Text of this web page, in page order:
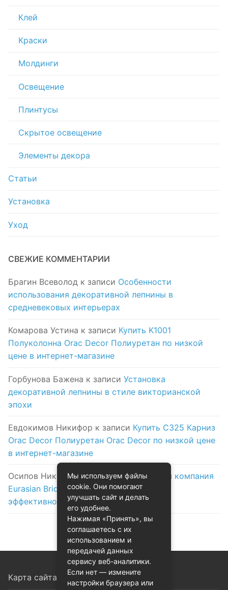
Клей
Краски
Молдинги
Освещение
Плинтусы
Скрытое освещение
Элементы декора
Статьи
Установка
Уход
СВЕЖИЕ КОММЕНТАРИИ
Брагин Всеволод к записи Особенности
использования декоративной лепнины в
средневековых интерьерах
Комарова Устина к записи Купить K1001
Полуколонна Orac Decor Полиуретан по низкой
цене в интернет-магазине
Горбунова Бажена к записи Установка
декоративной лепнины в стиле викторианской
эпохи
Евдокимов Никифор к записи Купить C325 Карниз
Orac Decor Полиуретан Orac Decor по низкой цене
в интернет-магазине
Осипов Николак записиЛогистическая компания
Eurasian Bridge в Астане: надежность и
эффективность на первом месте
Карта сайта
Мы используем файлы
cookie. Они помогают
улучшать сайт и делать
его удобнее.
Нажимая «Принять», вы
соглашаетесь с их
использованием и
передачей данных
сервису веб-аналитики.
Если нет — измените
настройки браузера или